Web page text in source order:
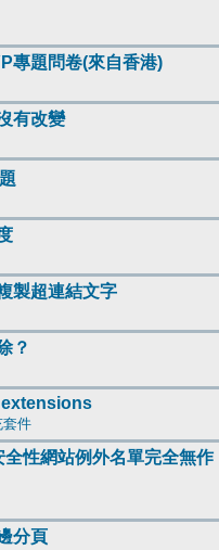
專題問卷(來自香港)
有改變
製超連結文字
？
套件
性網站例外名單完全無作
分頁